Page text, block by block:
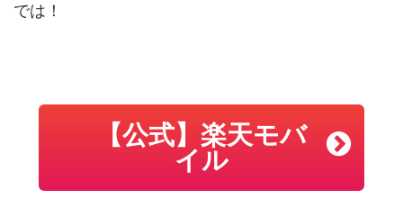
では！
【公式】楽天モバ
イル